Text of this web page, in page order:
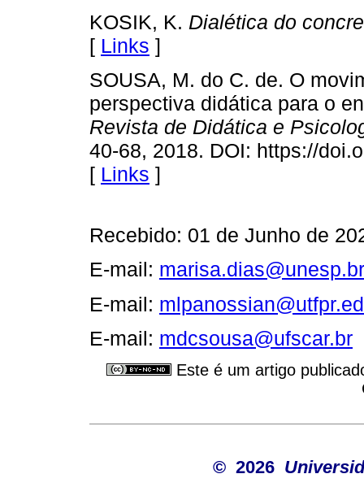
KOSIK, K. Dialética do
[ Links ]
SOUSA, M. do C. de. O
perspectiva didática para o
Revista de Didática e
40-68, 2018. DOI: https://
[ Links ]
Recebido: 01 de Junho de
E-mail: marisa.dias@unesp.br
E-mail:
E-mail: mdcsousa@ufscar.br
Este é um artigo
© 2026